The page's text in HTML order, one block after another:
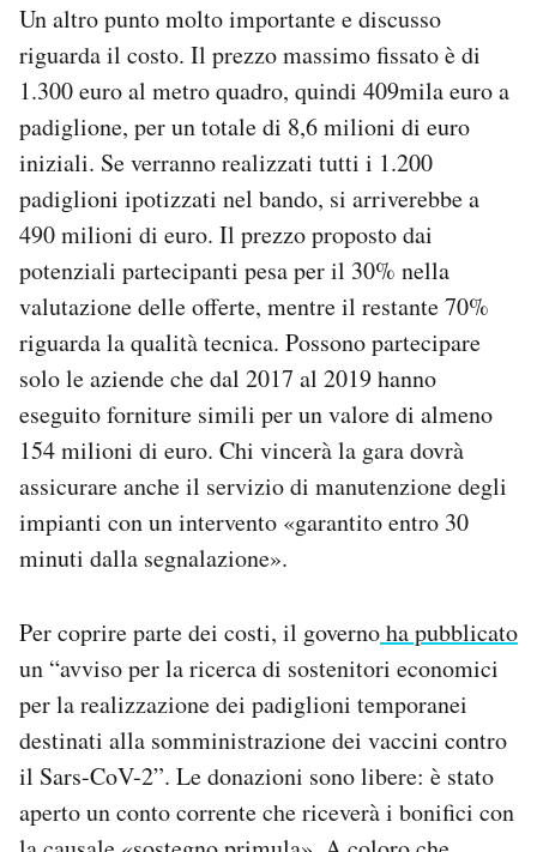
Un altro punto molto importante e discusso
riguarda il costo. Il prezzo massimo fissato è di
1.300 euro al metro quadro, quindi 409mila euro a
padiglione, per un totale di 8,6 milioni di euro
iniziali. Se verranno realizzati tutti i 1.200
padiglioni ipotizzati nel bando, si arriverebbe a
490 milioni di euro. Il prezzo proposto dai
potenziali partecipanti pesa per il 30% nella
valutazione delle offerte, mentre il restante 70%
riguarda la qualità tecnica. Possono partecipare
solo le aziende che dal 2017 al 2019 hanno
eseguito forniture simili per un valore di almeno
154 milioni di euro. Chi vincerà la gara dovrà
assicurare anche il servizio di manutenzione degli
impianti con un intervento «garantito entro 30
minuti dalla segnalazione».
Per coprire parte dei costi, il governoha pubblicato
un “avviso per la ricerca di sostenitori economici
per la realizzazione dei padiglioni temporanei
destinati alla somministrazione dei vaccini contro
il Sars-CoV-2”. Le donazioni sono libere: è stato
aperto un conto corrente che riceverà i bonifici con